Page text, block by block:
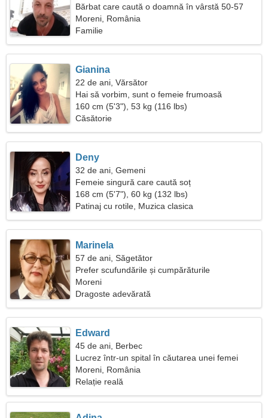
Bărbat care caută o doamnă în vârstă 50-57
Moreni, România
Familie
Gianina
22 de ani, Vărsător
Hai să vorbim, sunt o femeie frumoasă
160 cm (5'3"), 53 kg (116 lbs)
Căsătorie
Deny
32 de ani, Gemeni
Femeie singură care caută soț
168 cm (5'7"), 60 kg (132 lbs)
Patinaj cu rotile, Muzica clasica
Marinela
57 de ani, Săgetător
Prefer scufundările și cumpărăturile
Moreni
Dragoste adevărată
Edward
45 de ani, Berbec
Lucrez într-un spital în căutarea unei femei
frumoase
Moreni, România
Relație reală